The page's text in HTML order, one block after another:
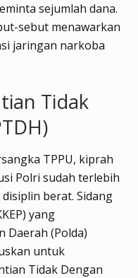
sejumlah dana.
sebut menawarkan
jaringan narkoba
Tidak
TPPU, kiprah
Polri sudah terlebih
berat. Sidang
yang
Daerah (Polda)
untuk
Tidak Dengan